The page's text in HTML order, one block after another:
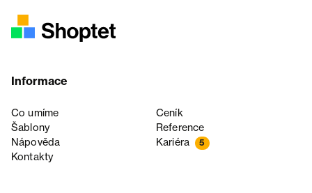
Informace
Co umíme
Ceník
Šablony
Reference
Nápověda
Kariéra 5
Kontakty